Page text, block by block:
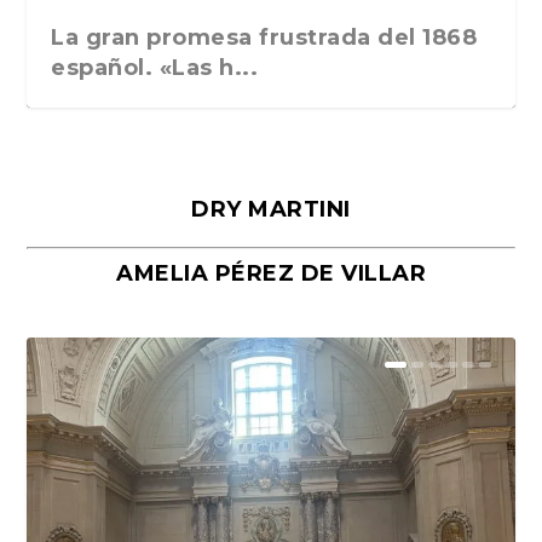
La gran promesa frustrada del 1868
español. «Las h...
Málaga, verso en azul, de Rafael
Porras y Salvador...
«La cocina hebrea. Alimentación
del pueblo judío e...
DRY MARTINI
AMELIA PÉREZ DE VILLAR